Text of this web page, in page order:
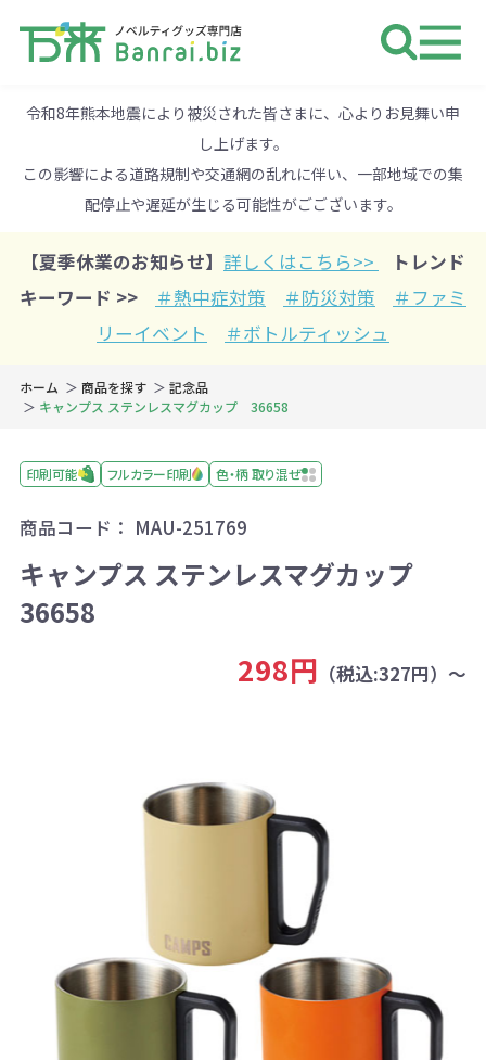
令和8年熊本地震により被災された皆さまに、心よりお見舞い申
し上げます。
この影響による道路規制や交通網の乱れに伴い、一部地域での集
配停止や遅延が生じる可能性がごございます。
【夏季休業のお知らせ】 詳しくはこちら>>
トレンド
キーワード >>
＃熱中症対策 ＃防災対策
＃ファミ
リーイベント
＃ボトルティッシュ
ホーム 商品を探す
記念品
キャンプス ステンレスマグカップ 36658
印刷可能 フルカラー印刷 色・柄 取り混ぜ
商品コード： MAU-251769
キャンプス ステンレスマグカップ
36658
298円 （税込:327円）～